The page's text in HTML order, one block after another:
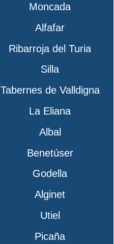
Moncada
Alfafar
Ribarroja del Turia
Silla
Tabernes de Valldigna
La Eliana
Albal
Benetúser
Godella
Alginet
Utiel
Picaña